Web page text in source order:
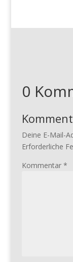
0
Deine E-Mail-
Erforderliche
Kommentar *